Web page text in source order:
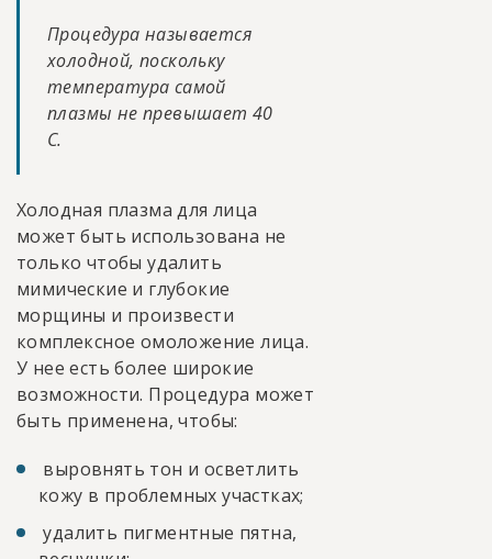
Процедура называется
холодной, поскольку
температура самой
плазмы не превышает 40
С.
Холодная плазма для лица
может быть использована не
только чтобы удалить
мимические и глубокие
морщины и произвести
комплексное омоложение лица.
У нее есть более широкие
возможности. Процедура может
быть применена, чтобы:
выровнять тон и осветлить
кожу в проблемных участках;
удалить пигментные пятна,